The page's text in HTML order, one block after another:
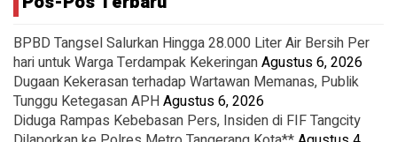
BPBD Tangsel Salurkan Hingga 28.000 Liter Air Bersih Per
hari untuk Warga Terdampak KekeringanAgustus 6, 2026
Dugaan Kekerasan terhadap Wartawan Memanas, Publik
Tunggu Ketegasan APHAgustus 6, 2026
Diduga Rampas Kebebasan Pers, Insiden di FIF Tangcity